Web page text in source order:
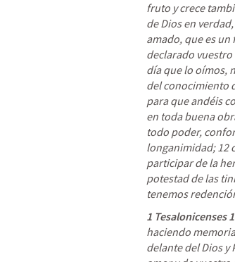
fruto y crece
de Dios en
amado, que es
declarado
día que lo oímos,
del conocimiento
para que andéis
en toda buena
todo poder,
longanimidad; 12
participar de la
potestad de las
tenemos
1 Tesalonicenses
haciendo
delante del Dios y